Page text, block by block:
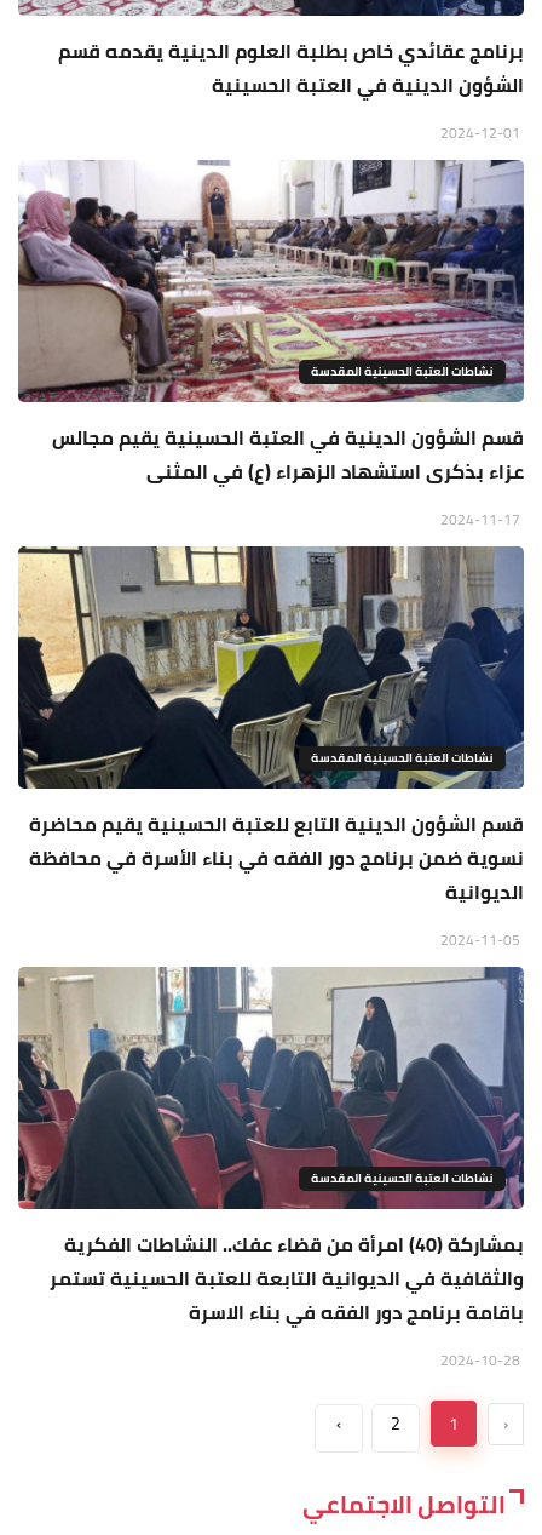
برنامج عقائدي خاص بطلبة العلوم الدينية يقدمه قسم
الشؤون الدينية في العتبة الحسينية
نشاطات العتبة الحسينية المقدسة
قسم الشؤون الدينية في العتبة الحسينية يقيم مجالس
عزاء بذكرى استشهاد الزهراء (ع) في المثنى
نشاطات العتبة الحسينية المقدسة
قسم الشؤون الدينية التابع للعتبة الحسينية يقيم محاضرة
نسوية ضمن برنامج دور الفقه في بناء الأسرة في محافظة
الديوانية
نشاطات العتبة الحسينية المقدسة
بمشاركة (40) امرأة من قضاء عفك.. النشاطات الفكرية
والثقافية في الديوانية التابعة للعتبة الحسينية تستمر
باقامة برنامج دور الفقه في بناء الاسرة
‹
1
2
›
التواصل الاجتماعي